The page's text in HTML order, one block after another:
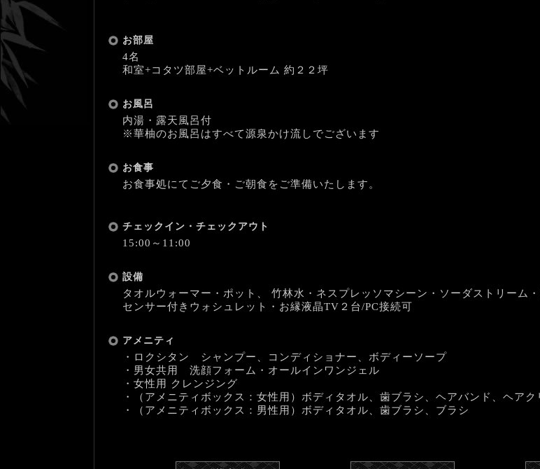
お部屋
4名
和室+コタツ部屋+ベットルーム 約２２坪
お風呂
内湯・露天風呂付
※華柚のお風呂はすべて源泉かけ流しでございます
お食事
お食事処にてご夕食・ご朝食をご準備いたします。
チェックイン・チェックアウト
15:00～11:00
設備
タオルウォーマー・ポット、 竹林水・ネスプレッソマシーン・ソーダストリーム
センサー付きウォシュレット・お縁液晶TV２台/PC接続可
アメニティ
・ロクシタン シャンプー、コンディショナー、ボディーソープ
・男女共用 洗顔フォーム・オールインワンジェル
・女性用 クレンジング
・（アメニティボックス：女性用）ボディタオル、歯ブラシ、ヘアバンド、ヘアク
・（アメニティボックス：男性用）ボディタオル、歯ブラシ、ブラシ